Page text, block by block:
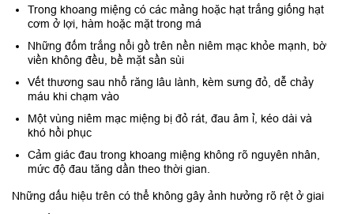
Trong khoang miệng có các mảng hoặc hạt trắng giống hạt
cơm ở lợi, hàm hoặc mặt trong má
Những đốm trắng nổi gồ trên nền niêm mạc khỏe mạnh, bờ
viền không đều, bề mặt sần sùi
Vết thương sau nhổ răng lâu lành, kèm sưng đỏ, dễ chảy
máu khi chạm vào
Một vùng niêm mạc miệng bị đỏ rát, đau âm ỉ, kéo dài và
khó hồi phục
Cảm giác đau trong khoang miệng không rõ nguyên nhân,
mức độ đau tăng dần theo thời gian.
Những dấu hiệu trên có thể không gây ảnh hưởng rõ rệt ở giai